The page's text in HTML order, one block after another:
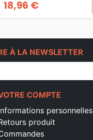
Prix
18,96 €
À LA NEWSLETTER
COMPTE
personnelles
produit